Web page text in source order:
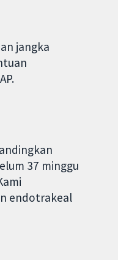
jangka
37 minggu
endotrakeal